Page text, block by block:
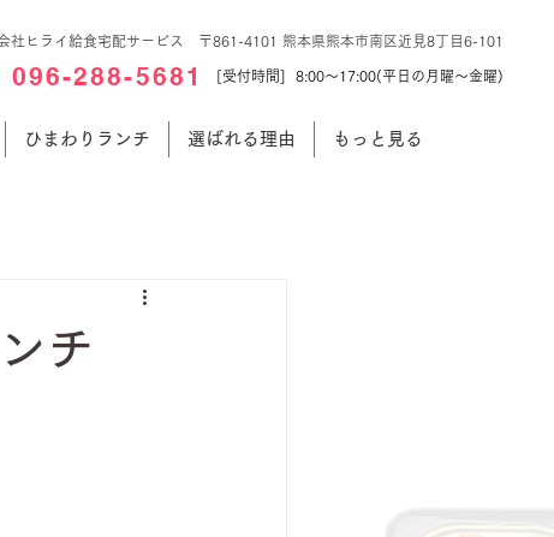
社ヒライ給食宅配サービス 〒861-4101 熊本県熊本市南区近見8丁目6-101
096-288-5681 [受付時間] 8:00～17:00(平日の月曜～金曜)
ひまわりランチ 選ばれる理由 もっと見る
チ